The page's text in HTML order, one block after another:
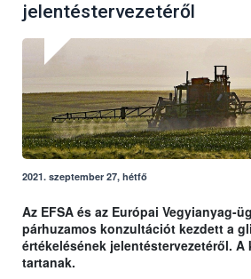
jelentéstervezetéről
2021. szeptember 27, hétfő
Az EFSA és az Európai Vegyianyag-
párhuzamos konzultációt kezdett a
értékelésének jelentéstervezetéről.
tartanak.